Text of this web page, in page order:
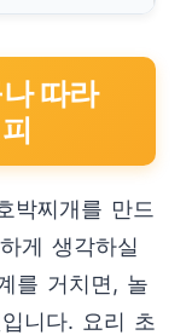
따라
박찌개를 만드
게 생각하실
를 거치면, 놀
니다. 요리 초